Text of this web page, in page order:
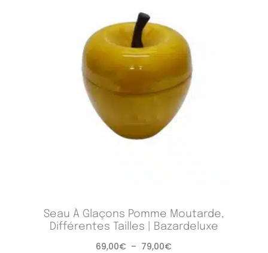
Seau À Glaçons Pomme Moutarde,
Différentes Tailles | Bazardeluxe
69,00€ – 79,00€